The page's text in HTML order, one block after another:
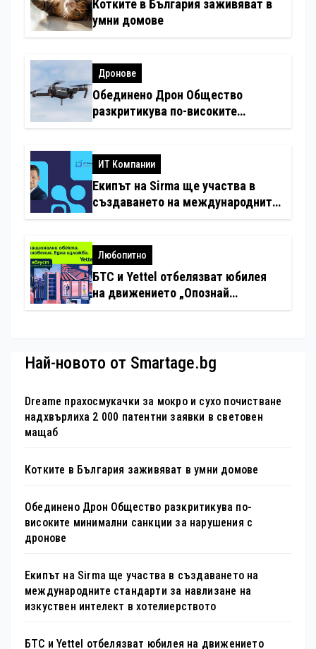
Котките в България заживяват в
умни домове
Дронове
Обединено Дрон Общество
разкритикува по-високите
ИТ Компании
Екипът на Sirma ще участва в
създаването на международните
хотелиерството
Любопитно
БТС и Yettel отбелязват юбилея
на движението „Опознай
Най-новото от Smartage.bg
Dreame прахосмукачки за мокро и сухо почистване
надхвърлиха 2 000 патентни заявки в световен
мащаб
Котките в България заживяват в умни домове
Обединено Дрон Общество разкритикува по-
високите минимални санкции за нарушения с
дронове
Екипът на Sirma ще участва в създаването на
международните стандарти за навлизане на
изкуствен интелект в хотелиерството
БТС и Yettel отбелязват юбилея на движението